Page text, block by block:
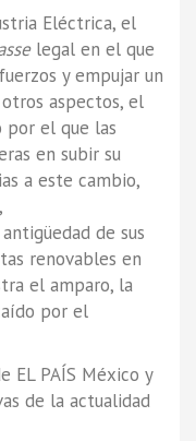
Eléctrica, el
legal en el que
y empujar un
aspectos, el
por el que las
en subir su
a este cambio,
de sus
renovables en
el amparo, la
por el
EL PAÍS México y
de la actualidad